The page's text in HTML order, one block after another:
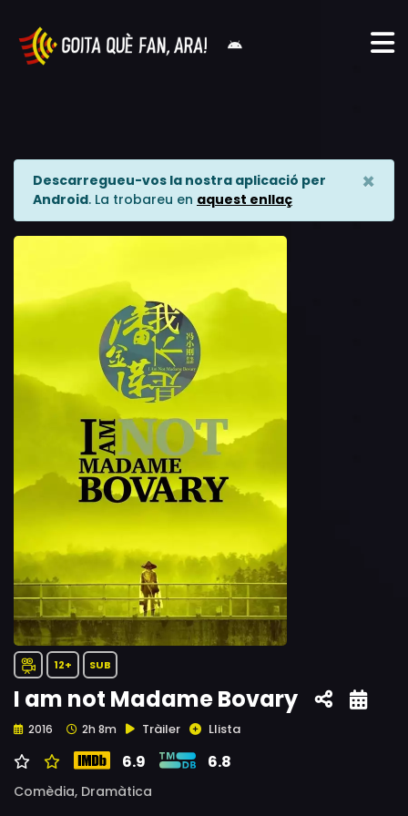
Descarregueu-vos la nostra aplicació per
Android. La trobareu en aquest enllaç
×
12+ SUB
I am not Madame Bovary
2016 2h 8m Tràiler Llista
6.9 6.8
Comèdia, Dramàtica